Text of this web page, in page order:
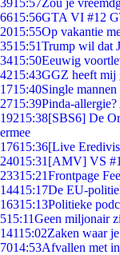
3915:57Zou je
6615:56GTA VI #12
2015:55Op vakantie
3515:51Trump wil dat
3415:50Eeuwig
4215:43GGZ heeft mij
1715:40Single
2715:39Pinda-
19215:38[SBS6] De
ermee
17615:36[Live
24015:31 [AMV] VS
23315:21Frontpage
14415:17De EU-
16315:13Politieke
515:11Geen miljonair
14115:02Zaken waar
7014:53Afvallen met